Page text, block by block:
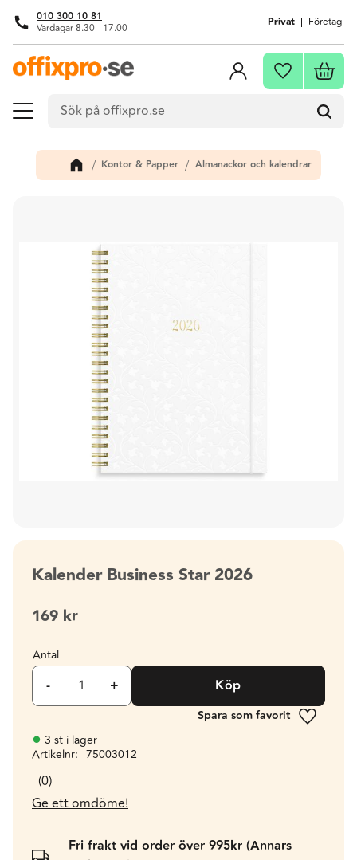
Meny
010 300 10 81
Vardagar 8.30 - 17.00 Privat Företag
Favoriter
Kontor & Papper Almanackor och kalendrar
Kalender Business Star 2026
169 kr
Antal
+
- Köp
Lägg till
3 st i lager
Artikelnr
75003012
0
Ge ett omdöme!
Fri frakt vid order över 995kr (Annars